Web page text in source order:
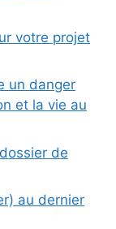
votre projet
un danger
et la vie au
de
au dernier